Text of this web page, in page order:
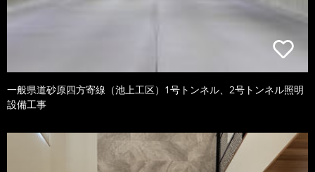
一般県道砂原四方寄線（池上工区）1号トンネル、2号トンネル照明
設備工事